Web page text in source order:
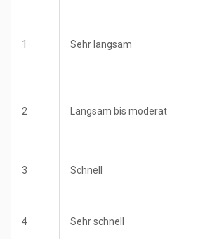
1 Sehr langsam
2 Langsam bis moderat
3 Schnell
4 Sehr schnell